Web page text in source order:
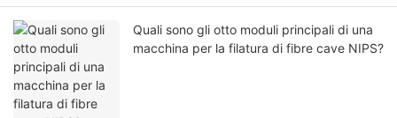
Quali sono gli otto moduli principali di una
macchina per la filatura di fibre cave NIPS?